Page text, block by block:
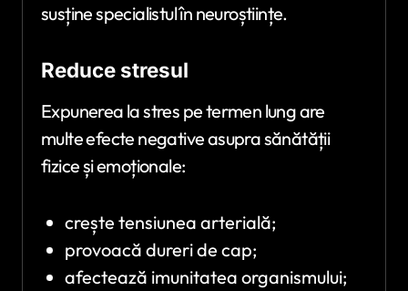
susține specialistul în neuroștiințe.
Reduce stresul
Expunerea la stres pe termen lung are
multe efecte negative asupra sănătății
fizice și emoționale:
crește tensiunea arterială;
provoacă dureri de cap;
afectează imunitatea organismului;